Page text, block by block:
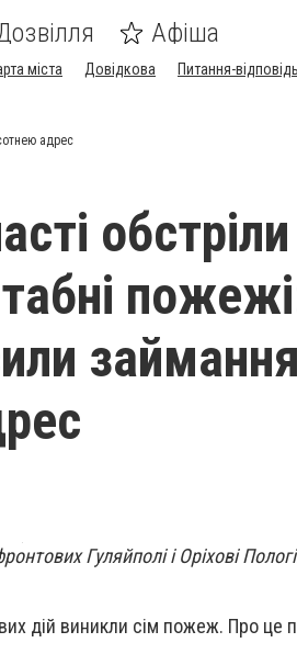
Афіша
міста Довідкова Питання-відповідь
адрес
обстріли
Гуляйполі і Оріхові
дій виникли сім пожеж. Про це